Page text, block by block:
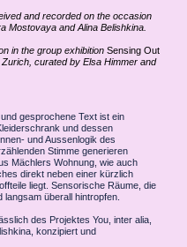
and recorded on the occasion
Mostovaya and Alina Belishkina.
in the group exhibition Sensing Out
Zurich, curated by Elsa Himmer and
gesprochene Text ist ein
und dessen
und Aussenlogik des
Stimme generieren
Mächlers Wohnung, wie auch
direkt neben einer kürzlich
liegt. Sensorische Räume, die
überall hintropfen.
des Projektes You, inter alia,
konzipiert und